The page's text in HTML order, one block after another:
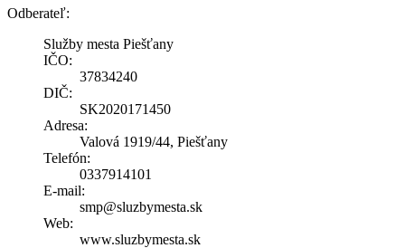
Odberateľ:
Služby mesta Piešťany
IČO:
37834240
DIČ:
SK2020171450
Adresa:
Valová 1919/44, Piešťany
Telefón:
0337914101
E-mail:
smp@sluzbymesta.sk
Web:
www.sluzbymesta.sk